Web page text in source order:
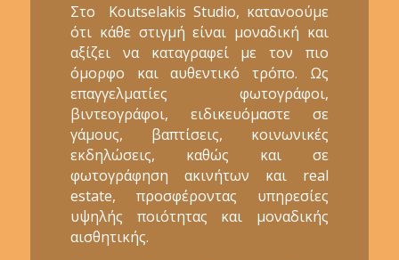
Στο Koutselakis Studio, κατανοούμε
ότι κάθε στιγμή είναι μοναδική και
αξίζει να καταγραφεί με τον πιο
όμορφο και αυθεντικό τρόπο. Ως
επαγγελματίες φωτογράφοι,
βιντεογράφοι, ειδικευόμαστε σε
γάμους, βαπτίσεις, κοινωνικές
εκδηλώσεις, καθώς και σε
φωτογράφηση ακινήτων και real
estate, προσφέροντας υπηρεσίες
υψηλής ποιότητας και μοναδικής
αισθητικής.